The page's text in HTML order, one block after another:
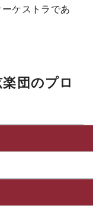
ケストラであ
団のプロ